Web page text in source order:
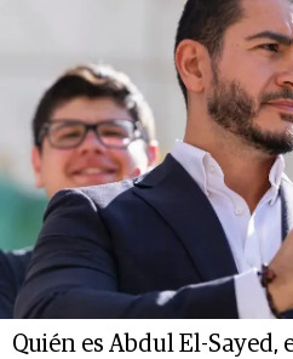
Quién es Abdul El-Sayed,